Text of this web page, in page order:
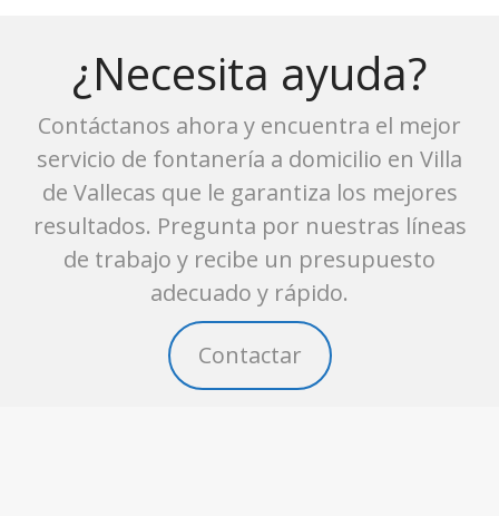
¿Necesita ayuda?
Contáctanos ahora y encuentra el mejor
servicio de fontanería a domicilio en Villa
de Vallecas que le garantiza los mejores
resultados. Pregunta por nuestras líneas
de trabajo y recibe un presupuesto
adecuado y rápido.
Contactar